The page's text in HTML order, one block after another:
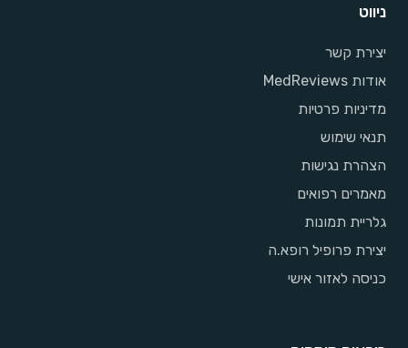
ניווט
יצירת קשר
אודות MedReviews
מדיניות פרטיות
תנאי שימוש
הצהרת נגישות
מאמרים רפואים
גלריית תמונות
יצירת פרופיל רופא.ה
כניסה לאזור אישי